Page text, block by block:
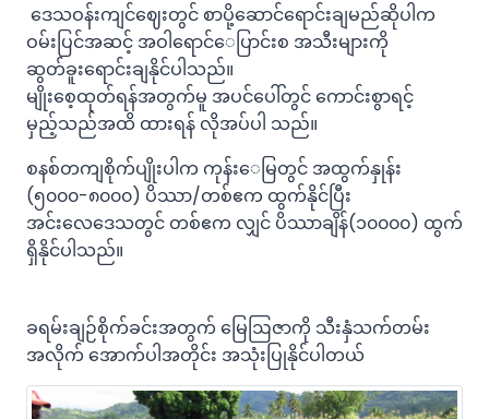
⁠ ဒေသဝန်းကျင်⁠ဈေးတွင် စာပို့⁠ဆောင်⁠ရောင်းချမည်ဆိုပါက
ဝမ်း⁠ပြင်အဆင့် အဝါ⁠ရောင်⁠ေ⁠ပြာင်းစ အသီးများကို
ဆွတ်ခူး⁠ရောင်းချ⁠နိုင်ပါသည်။
မျိုး⁠စေ့ထုတ်ရန်အတွက်မူ အပင်⁠ပေါ်တွင် ⁠ကောင်းစွာရင့်
မှည့်သည်အထိ ထားရန် လိုအပ်ပါ သည်။
စနစ်တကျစိုက်ပျိုးပါက ကုန်း⁠ေ⁠မြတွင် အထွက်⁠နှုန်း
(၅၀၀၀-၈၀၀၀) ပိဿာ/တစ်ဧက ထွက်⁠နိုင်⁠ပြီး
အင်း⁠လေ⁠ဒေသတွင် တစ်ဧက လျှင် ပိဿာချိန်(၁၀၀၀၀) ထွက်
ရှိ⁠နိုင်ပါသည်။
ခရမ်းချဉ်စိုက်ခင်းအတွက် မြေဩဇာကို သီးနှံသက်တမ်း
အလိုက် အောက်ပါအတိုင်း အသုံးပြုနိုင်ပါတယ်